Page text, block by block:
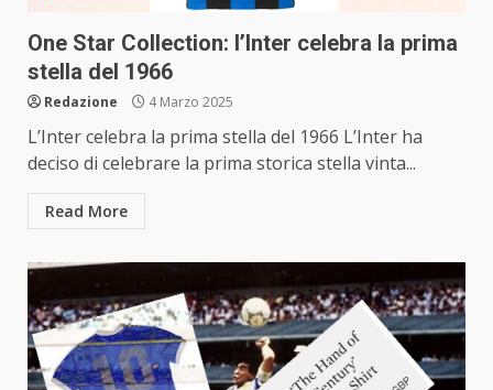
One Star Collection: l’Inter celebra la prima
stella del 1966
Redazione 4 Marzo 2025
L’Inter celebra la prima stella del 1966 L’Inter ha
deciso di celebrare la prima storica stella vinta...
Read More